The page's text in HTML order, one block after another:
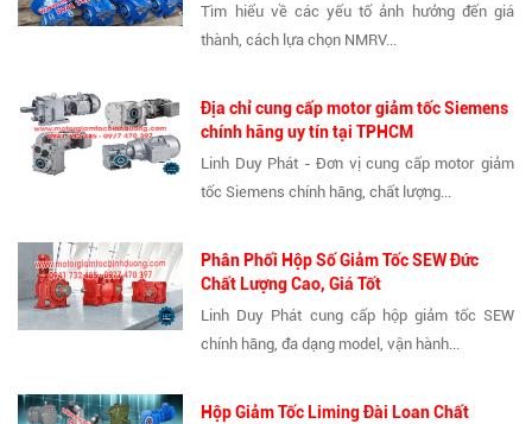
Tìm hiểu về các yếu tố ảnh hưởng đến giá
thành, cách lựa chọn NMRV...
Địa chỉ cung cấp motor giảm tốc Siemens
chính hãng uy tín tại TPHCM
Linh Duy Phát - Đơn vị cung cấp motor giảm
tốc Siemens chính hãng, chất lượng...
Phân Phối Hộp Số Giảm Tốc SEW Đức
Chất Lượng Cao, Giá Tốt
Linh Duy Phát cung cấp hộp giảm tốc SEW
chính hãng, đa dạng model, vận hành...
Hộp Giảm Tốc Liming Đài Loan Chất